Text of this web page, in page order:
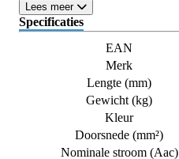
Lees meer
Specificaties
EAN
Merk
Lengte (mm)
Gewicht (kg)
Kleur
Doorsnede (mm²)
Nominale stroom (Aac)